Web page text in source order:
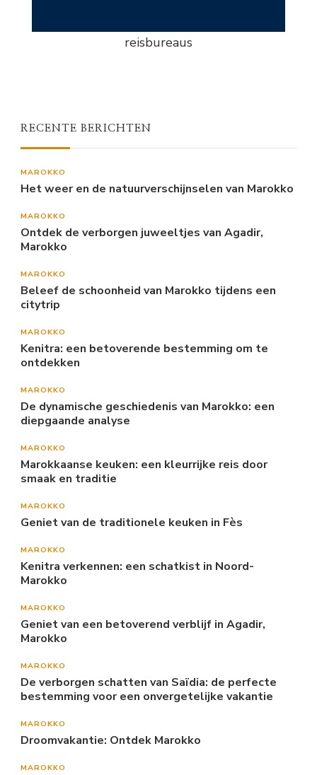
reisbureaus
RECENTE BERICHTEN
MAROKKO
Het weer en de natuurverschijnselen van Marokko
MAROKKO
Ontdek de verborgen juweeltjes van Agadir,
Marokko
MAROKKO
Beleef de schoonheid van Marokko tijdens een
citytrip
MAROKKO
Kenitra: een betoverende bestemming om te
ontdekken
MAROKKO
De dynamische geschiedenis van Marokko: een
diepgaande analyse
MAROKKO
Marokkaanse keuken: een kleurrijke reis door
smaak en traditie
MAROKKO
Geniet van de traditionele keuken in Fès
MAROKKO
Kenitra verkennen: een schatkist in Noord-
Marokko
MAROKKO
Geniet van een betoverend verblijf in Agadir,
Marokko
MAROKKO
De verborgen schatten van Saïdia: de perfecte
bestemming voor een onvergetelijke vakantie
MAROKKO
Droomvakantie: Ontdek Marokko
MAROKKO